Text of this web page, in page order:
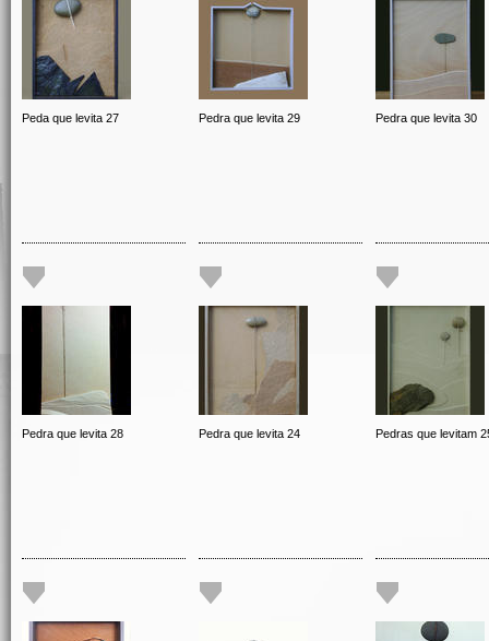
Peda que levita 27 Pedra que levita 29 Pedra que levita 30
Pedra que levita 28 Pedra que levita 24 Pedras que levitam